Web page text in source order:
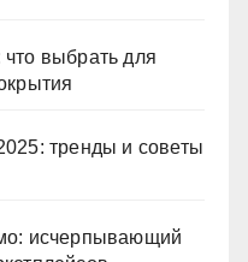
выбрать для
тренды и советы
исчерпывающий